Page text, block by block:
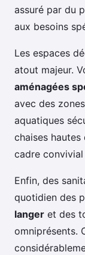
assuré par du
aux besoins
Les espaces
atout majeur.
aménagées
avec des
aquatiques
chaises
cadre
Enfin, des
quotidien des
langer et des
omniprésents.